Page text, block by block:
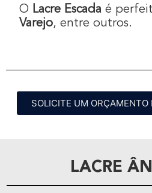
O Lacre Escada é
Varejo, entre outros.
SOLICITE UM ORÇAMENTO
LACRE